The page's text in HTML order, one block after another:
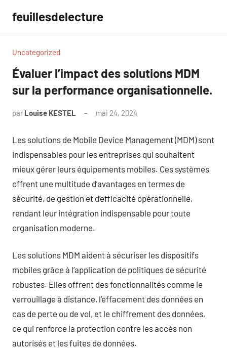
contenu
feuillesdelecture
Uncategorized
Évaluer l’impact des solutions MDM
sur la performance organisationnelle.
par Louise KESTEL mai 24, 2024
Les solutions de Mobile Device Management (MDM) sont
indispensables pour les entreprises qui souhaitent
mieux gérer leurs équipements mobiles. Ces systèmes
offrent une multitude d’avantages en termes de
sécurité, de gestion et d’efficacité opérationnelle,
rendant leur intégration indispensable pour toute
organisation moderne.
Les solutions MDM aident à sécuriser les dispositifs
mobiles grâce à l’application de politiques de sécurité
robustes. Elles offrent des fonctionnalités comme le
verrouillage à distance, l’effacement des données en
cas de perte ou de vol, et le chiffrement des données,
ce qui renforce la protection contre les accès non
autorisés et les fuites de données.